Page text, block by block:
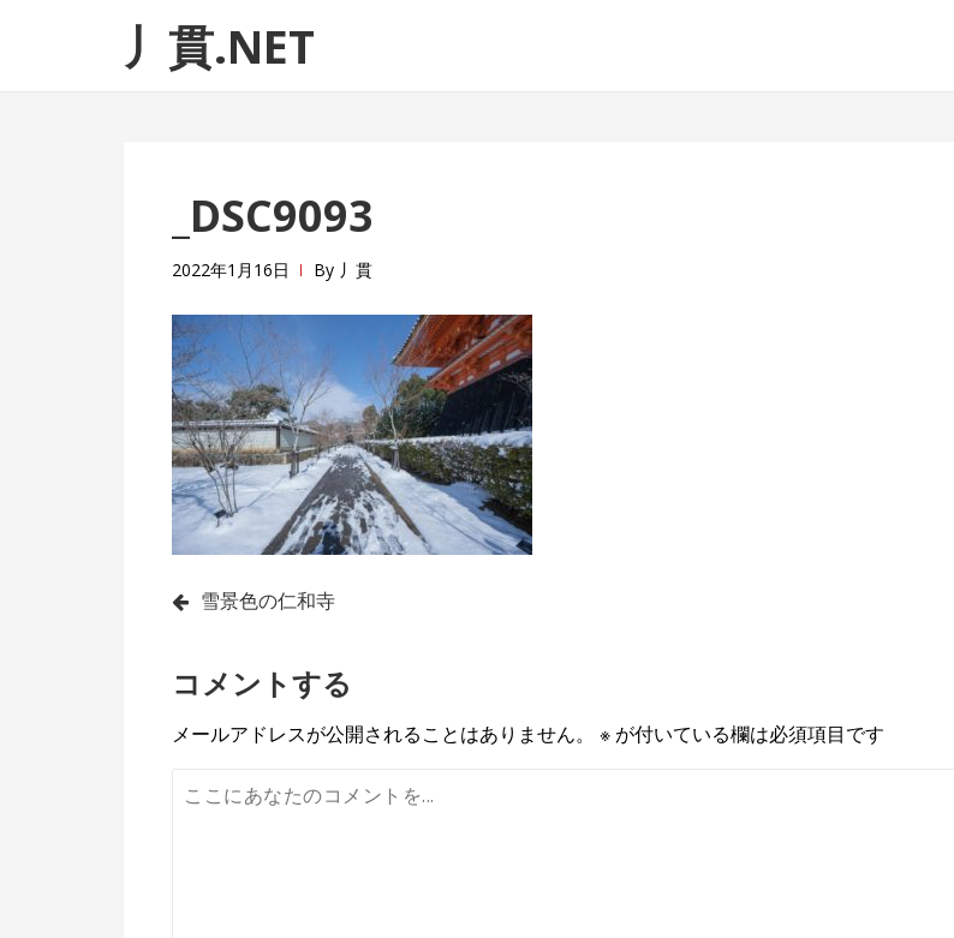
ゲ
テ丿貫.NET
_DSC9093
2022年1月16日 By 丿貫
投
ナ
ビ
ゲ
雪景色の仁和寺
コメントする
メールアドレスが公開されることはありません。 ※ が付いている欄は必須項目です